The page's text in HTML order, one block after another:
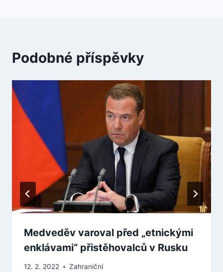
Podobné příspěvky
Medveděv varoval před „etnickými
enklávami“ přistěhovalců v Rusku
12. 2. 2022 Zahraniční